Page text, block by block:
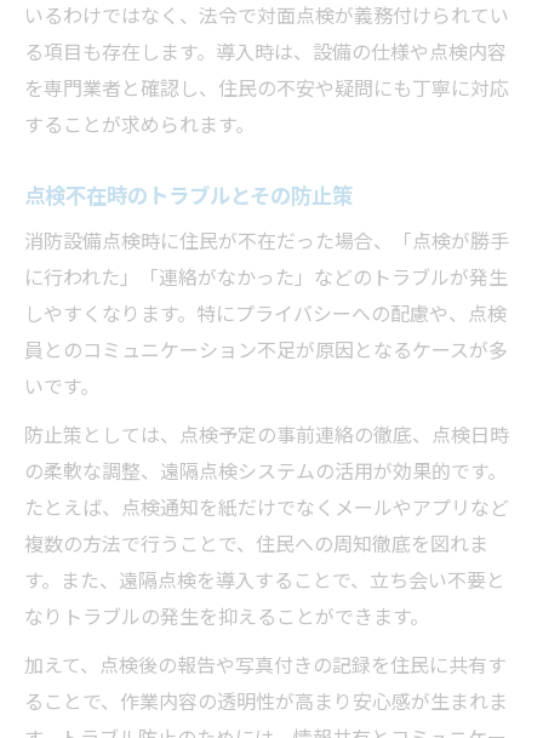
いるわけではなく、法令で対面点検が義務付けられてい
る項目も存在します。導入時は、設備の仕様や点検内容
を専門業者と確認し、住民の不安や疑問にも丁寧に対応
することが求められます。
点検不在時のトラブルとその防止策
消防設備点検時に住民が不在だった場合、「点検が勝手
に行われた」「連絡がなかった」などのトラブルが発生
しやすくなります。特にプライバシーへの配慮や、点検
員とのコミュニケーション不足が原因となるケースが多
いです。
防止策としては、点検予定の事前連絡の徹底、点検日時
の柔軟な調整、遠隔点検システムの活用が効果的です。
たとえば、点検通知を紙だけでなくメールやアプリなど
複数の方法で行うことで、住民への周知徹底を図れま
す。また、遠隔点検を導入することで、立ち会い不要と
なりトラブルの発生を抑えることができます。
加えて、点検後の報告や写真付きの記録を住民に共有す
ることで、作業内容の透明性が高まり安心感が生まれま